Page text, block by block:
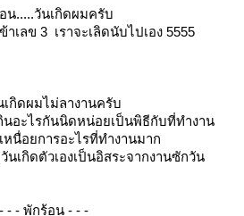
น.....วันเกิดผมครับ
าเลข 3 เราจะเลิดนับไปเอง 5555
กิดผมไม่ลางานครับ
นอะไรกันนิดหน่อยเป็นพิธีกับที่ทำงาน
นื่อยการอะไรที่ทำงานมาก
นเกิดตัวเองเป็นอิสระจากงานซักวัน
- - - พักร้อน - - -